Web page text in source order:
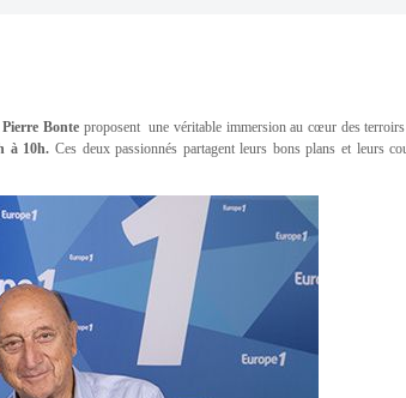
Bonte proposent une véritable immersion au cœur des
à 10h.Ces deux passionnés partagent leurs bons plans et leurs